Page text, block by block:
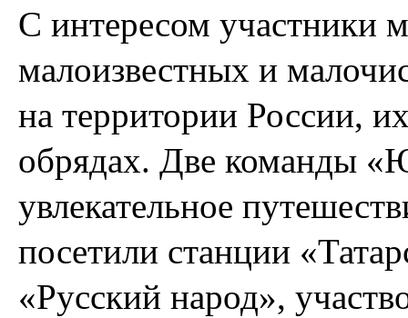
С интересом участники
малоизвестных и
на территории России,
обрядах. Две команды
увлекательное
посетили станции
«Русский народ»,